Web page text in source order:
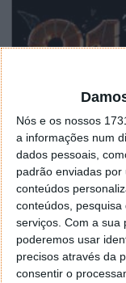
Nós e os nossos
a informações num
dados pessoais,
padrão enviadas
conteúdos
conteúdos,
serviços. Com a sua
poderemos usar
precisos através da
consentir o